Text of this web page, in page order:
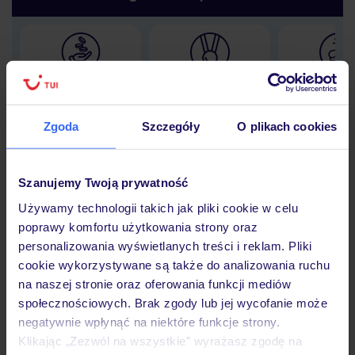
Zgoda Szczegóły O plikach cookies
Szanujemy Twoją prywatność
Używamy technologii takich jak pliki cookie w celu
poprawy komfortu użytkowania strony oraz
personalizowania wyświetlanych treści i reklam. Pliki
cookie wykorzystywane są także do analizowania ruchu
na naszej stronie oraz oferowania funkcji mediów
społecznościowych. Brak zgody lub jej wycofanie może
negatywnie wpłynąć na niektóre funkcje strony.
Klikając „Zezwól na wszystkie” wyrażasz zgodę na
Lider niskich cen 30 lat w
Hotel
Opinie
Pokoje